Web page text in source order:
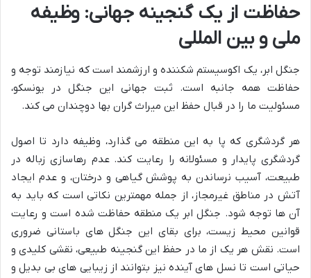
حفاظت از یک گنجینه جهانی: وظیفه
ملی و بین المللی
جنگل ابر، یک اکوسیستم شکننده و ارزشمند است که نیازمند توجه و
حفاظت همه جانبه است. ثبت جهانی این جنگل در یونسکو،
مسئولیت ما را در قبال حفظ این میراث گران بها دوچندان می کند.
هر گردشگری که پا به این منطقه می گذارد، وظیفه دارد تا اصول
گردشگری پایدار و مسئولانه را رعایت کند. عدم رهاسازی زباله در
طبیعت، آسیب نرساندن به پوشش گیاهی و درختان، و عدم ایجاد
آتش در مناطق غیرمجاز، از جمله مهمترین نکاتی است که باید به
آن ها توجه شود. جنگل ابر یک منطقه حفاظت شده است و رعایت
قوانین محیط زیست، برای بقای این جنگل های باستانی ضروری
است. نقش هر یک از ما در حفظ این گنجینه طبیعی، نقشی کلیدی و
حیاتی است تا نسل های آینده نیز بتوانند از زیبایی های بی بدیل و